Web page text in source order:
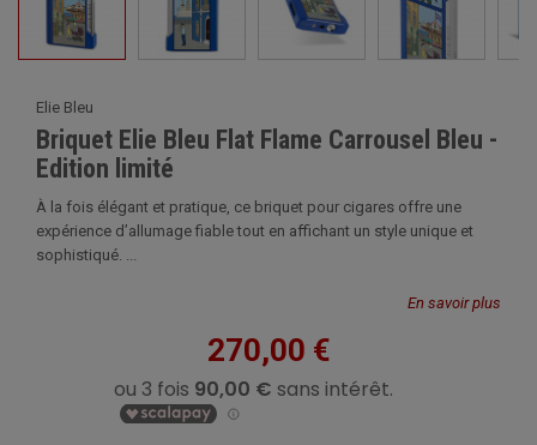
Elie Bleu
Briquet Elie Bleu Flat Flame Carrousel Bleu -
Edition limité
À la fois élégant et pratique, ce briquet pour cigares offre une
expérience d’allumage fiable tout en affichant un style unique et
sophistiqué. ...
En savoir plus
270,00 €